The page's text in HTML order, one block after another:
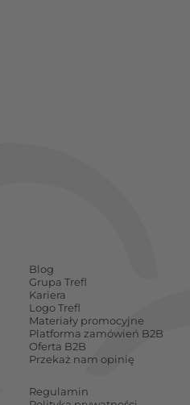
Blog
Grupa Trefl
Kariera
Logo Trefl
Materiały promocyjne
Platforma zamówień B2B
Oferta B2B
Przekaż nam opinię
Regulamin